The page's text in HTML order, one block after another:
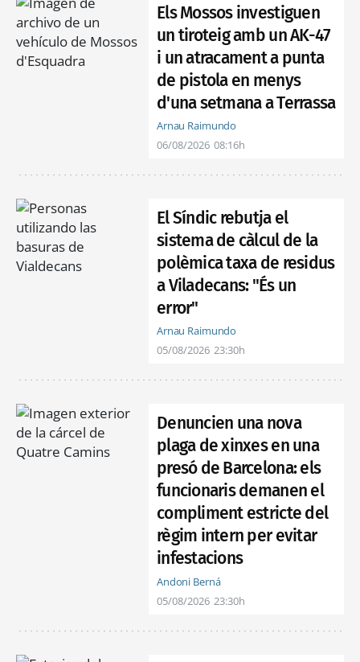
Els Mossos investiguen
un tiroteig amb un AK-47
i un atracament a punta
de pistola en menys
d'una setmana a Terrassa
Arnau Raimundo
06/08/2026 08:16h
El Síndic rebutja el
sistema de càlcul de la
polèmica taxa de residus
a Viladecans: "És un
error"
Arnau Raimundo
05/08/2026 23:30h
Denuncien una nova
plaga de xinxes en una
presó de Barcelona: els
funcionaris demanen el
compliment estricte del
règim intern per evitar
infestacions
Andoni Berná
05/08/2026 23:30h